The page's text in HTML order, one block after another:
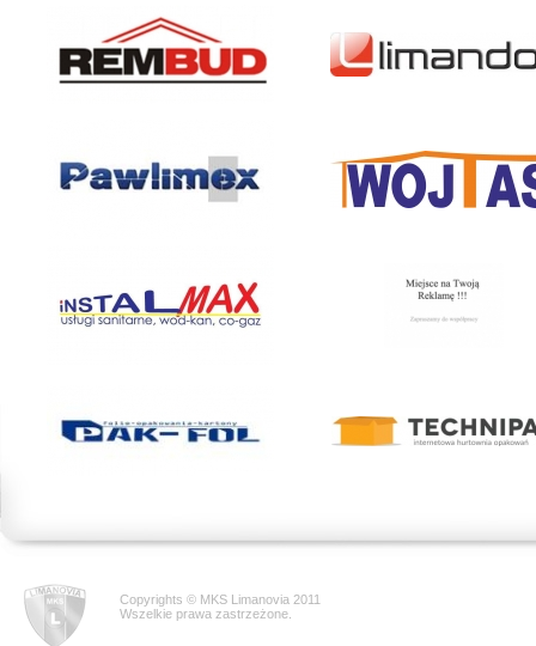
Copyrights © MKS Limanovia 2011
Wszelkie prawa zastrzeżone.